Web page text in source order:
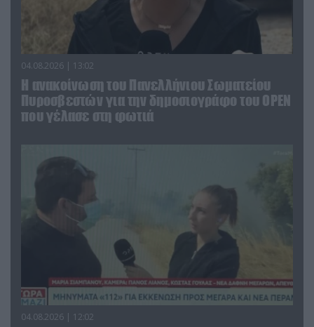
04.08.2026 | 13:02
Η ανακοίνωση του Πανελλήνιου Σωματείου
Πυροσβεστών για την δημοσιογράφο του OPEN
που γέλασε στη φωτιά
04.08.2026 | 12:02